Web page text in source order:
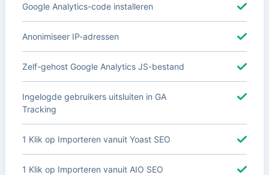
Google Analytics-code installeren
Anonimiseer IP-adressen
Zelf-gehost Google Analytics JS-bestand
Ingelogde gebruikers uitsluiten in GA
Tracking
1 Klik op Importeren vanuit Yoast SEO
1 Klik op Importeren vanuit AIO SEO